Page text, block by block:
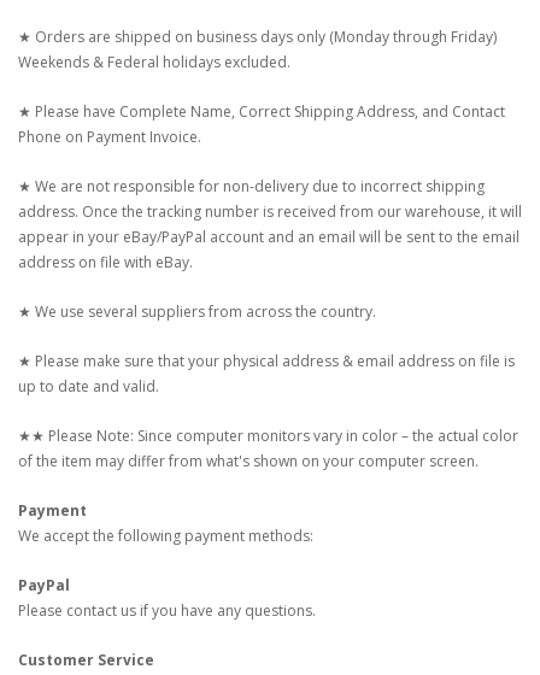
★ Orders are shipped on business days only (Monday through Friday)
Weekends & Federal holidays excluded.
★ Please have Complete Name, Correct Shipping Address, and Contact
Phone on Payment Invoice.
★ We are not responsible for non-delivery due to incorrect shipping
address. Once the tracking number is received from our warehouse, it will
appear in your eBay/PayPal account and an email will be sent to the email
address on file with eBay.
★ We use several suppliers from across the country.
★ Please make sure that your physical address & email address on file is
up to date and valid.
★★ Please Note: Since computer monitors vary in color – the actual color
of the item may differ from what's shown on your computer screen.
Payment
We accept the following payment methods:
PayPal
Please contact us if you have any questions.
Customer Service